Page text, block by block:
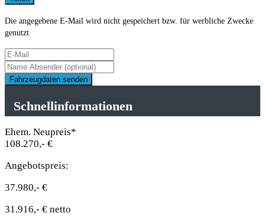
Die angegebene E-Mail wird nicht gespeichert bzw. für werbliche Zwecke
genutzt
Fahrzeugdaten senden
Schnellinformationen
Ehem. Neupreis*
108.270,- €
Angebotspreis:
37.980,- €
31.916,- € netto